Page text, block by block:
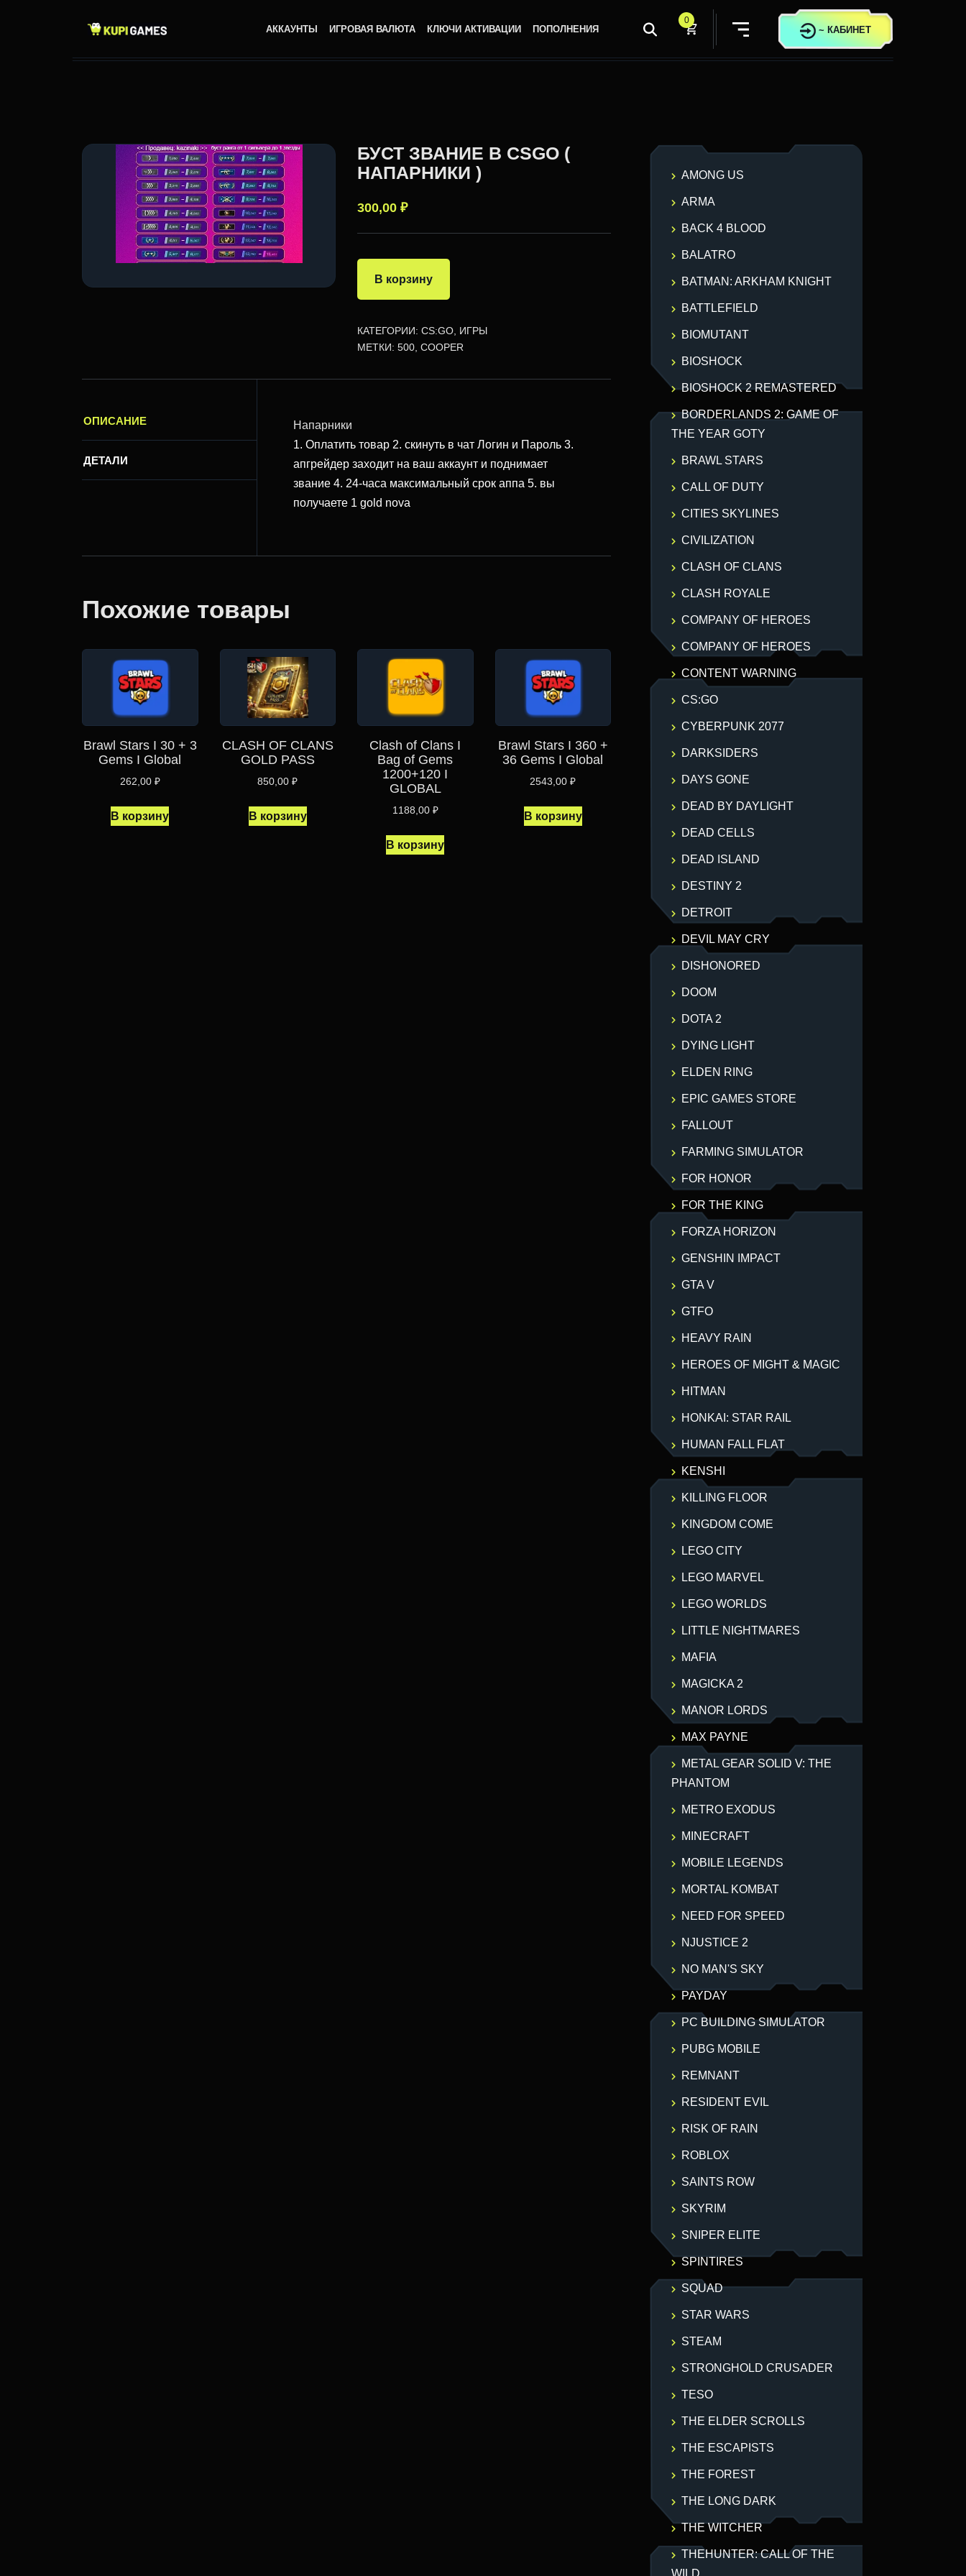
АККАУНТЫ ИГРОВАЯ ВАЛЮТА КЛЮЧИ АКТИВАЦИИ ПОПОЛНЕНИЯ
0
~ КАБИНЕТ
БУСТ ЗВАНИЕ В CSGO (
НАПАРНИКИ )
300,00 ₽
В корзину
КАТЕГОРИИ: CS:GO, ИГРЫ
МЕТКИ: 500, COOPER
ОПИСАНИЕ
ДЕТАЛИ
Напарники
1. Оплатить товар 2. скинуть в чат Логин и Пароль 3.
апгрейдер заходит на ваш аккаунт и поднимает
звание 4. 24-часа максимальный срок аппа 5. вы
получаете 1 gold nova
Похожие товары
Brawl Stars I 30 + 3
Gems I Global
262,00 ₽
В корзину
CLASH OF CLANS
GOLD PASS
850,00₽
В корзину
Clash of Clans I
Bag of Gems
1200+120 I
GLOBAL
1188,00 ₽
В корзину
Brawl Stars I 360 +
36 Gems I Global
2543,00₽
В корзину
AMONG US
ARMA
BACK 4 BLOOD
BALATRO
BATMAN: ARKHAM KNIGHT
BATTLEFIELD
BIOMUTANT
BIOSHOCK
BIOSHOCK 2 REMASTERED
BORDERLANDS 2: GAME OF
THE YEAR GOTY
BRAWL STARS
CALL OF DUTY
CITIES SKYLINES
CIVILIZATION
CLASH OF CLANS
CLASH ROYALE
COMPANY OF HEROES
COMPANY OF HEROES
CONTENT WARNING
CS:GO
CYBERPUNK 2077
DARKSIDERS
DAYS GONE
DEAD BY DAYLIGHT
DEAD CELLS
DEAD ISLAND
DESTINY 2
DETROIT
DEVIL MAY CRY
DISHONORED
DOOM
DOTA 2
DYING LIGHT
ELDEN RING
EPIC GAMES STORE
FALLOUT
FARMING SIMULATOR
FOR HONOR
FOR THE KING
FORZA HORIZON
GENSHIN IMPACT
GTA V
GTFO
HEAVY RAIN
HEROES OF MIGHT & MAGIC
HITMAN
HONKAI: STAR RAIL
HUMAN FALL FLAT
KENSHI
KILLING FLOOR
KINGDOM COME
LEGO CITY
LEGO MARVEL
LEGO WORLDS
LITTLE NIGHTMARES
MAFIA
MAGICKA 2
MANOR LORDS
MAX PAYNE
METAL GEAR SOLID V: THE
PHANTOM
METRO EXODUS
MINECRAFT
MOBILE LEGENDS
MORTAL KOMBAT
NEED FOR SPEED
NJUSTICE 2
NO MAN'S SKY
PAYDAY
PC BUILDING SIMULATOR
PUBG MOBILE
REMNANT
RESIDENT EVIL
RISK OF RAIN
ROBLOX
SAINTS ROW
SKYRIM
SNIPER ELITE
SPINTIRES
SQUAD
STAR WARS
STEAM
STRONGHOLD CRUSADER
TESO
THE ELDER SCROLLS
THE ESCAPISTS
THE FOREST
THE LONG DARK
THE WITCHER
THEHUNTER: CALL OF THE
WILD